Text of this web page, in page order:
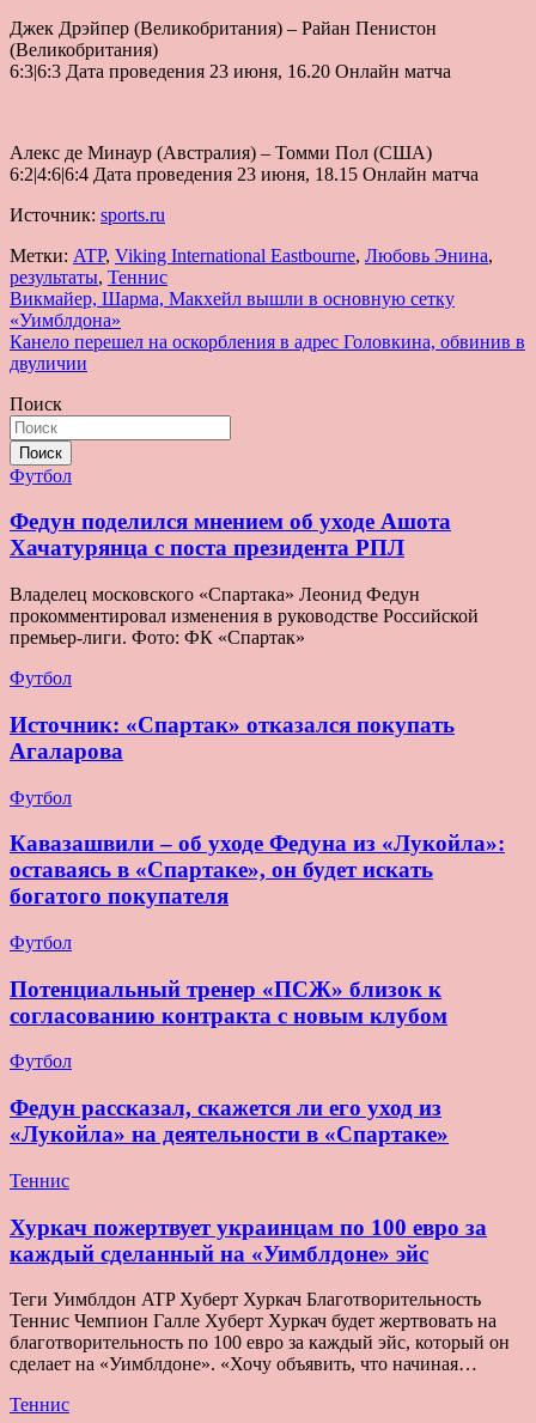
Джек Дрэйпер (Великобритания) – Райан Пенистон
(Великобритания)
6:3|6:3 Дата проведения 23 июня, 16.20 Онлайн матча
Алекс де Минаур (Австралия) – Томми Пол (США)
6:2|4:6|6:4 Дата проведения 23 июня, 18.15 Онлайн матча
Источник: sports.ru
Метки: ATP, Viking International Eastbourne, Любовь Энина,
результаты, Теннис
Навигация
по
записям
Викмайер, Шарма, Макхейл вышли в основную сетку
«Уимблдона»
Канело перешел на оскорбления в адрес Головкина, обвинив в
двуличии
Поиск
Поиск
Футбол
Федун поделился мнением об уходе Ашота
Хачатурянца с поста президента РПЛ
Владелец московского «Спартака» Леонид Федун
прокомментировал изменения в руководстве Российской
премьер-лиги. Фото: ФК «Спартак»
Футбол
Источник: «Спартак» отказался покупать
Агаларова
Футбол
Кавазашвили – об уходе Федуна из «Лукойла»:
оставаясь в «Спартаке», он будет искать
богатого покупателя
Футбол
Потенциальный тренер «ПСЖ» близок к
согласованию контракта с новым клубом
Футбол
Федун рассказал, скажется ли его уход из
«Лукойла» на деятельности в «Спартаке»
Теннис
Хуркач пожертвует украинцам по 100 евро за
каждый сделанный на «Уимблдоне» эйс
Теги Уимблдон ATP Хуберт Хуркач Благотворительность
Теннис Чемпион Галле Хуберт Хуркач будет жертвовать на
благотворительность по 100 евро за каждый эйс, который он
сделает на «Уимблдоне». «Хочу объявить, что начиная…
Теннис